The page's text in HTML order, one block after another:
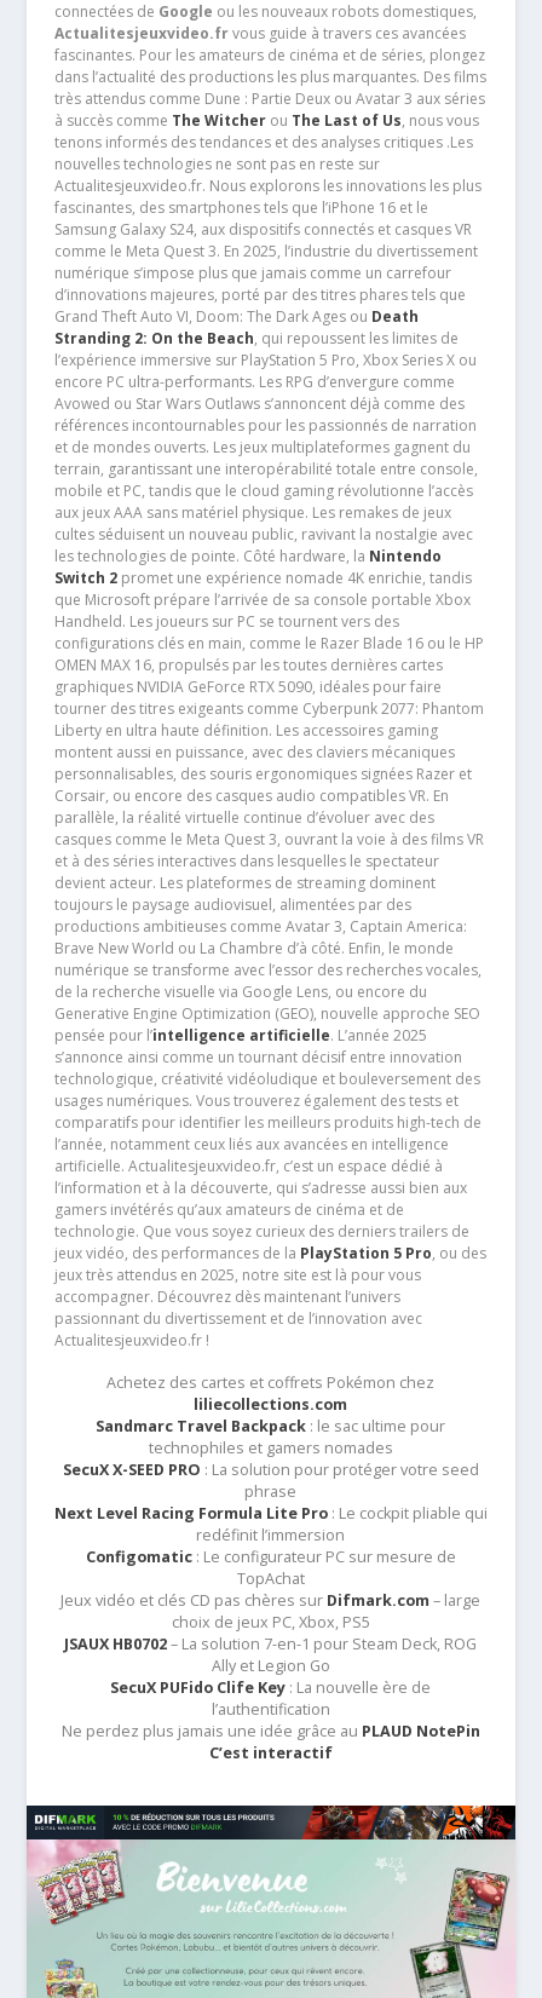
connectées de Google ou les nouveaux robots domestiques,
Actualitesjeuxvideo.frvous guide à travers ces avancées
fascinantes. Pour les amateurs de cinéma et de séries, plongez
dans l’actualité des productions les plus marquantes. Des films
très attendus comme Dune : Partie Deux ou Avatar 3 aux séries
à succès comme The Witcherou The Last of Us, nous vous
tenons informés des tendances et des analyses critiques .Les
nouvelles technologies ne sont pas en reste sur
Actualitesjeuxvideo.fr. Nous explorons les innovations les plus
fascinantes, des smartphones tels que l’iPhone 16 et le
Samsung Galaxy S24, aux dispositifs connectés et casques VR
comme le Meta Quest 3. En 2025, l’industrie du divertissement
numérique s’impose plus que jamais comme un carrefour
d’innovations majeures, porté par des titres phares tels que
Grand Theft Auto VI, Doom: The Dark Ages ou Death
Stranding 2: On the Beach, qui repoussent les limites de
l’expérience immersive sur PlayStation 5 Pro, Xbox Series X ou
encore PC ultra-performants. Les RPG d’envergure comme
Avowed ou Star Wars Outlaws s’annoncent déjà comme des
références incontournables pour les passionnés de narration
et de mondes ouverts. Les jeux multiplateformes gagnent du
terrain, garantissant une interopérabilité totale entre console,
mobile et PC, tandis que le cloud gaming révolutionne l’accès
aux jeux AAA sans matériel physique. Les remakes de jeux
cultes séduisent un nouveau public, ravivant la nostalgie avec
les technologies de pointe. Côté hardware, la Nintendo
Switch 2promet une expérience nomade 4K enrichie, tandis
que Microsoft prépare l’arrivée de sa console portable Xbox
Handheld. Les joueurs sur PC se tournent vers des
configurations clés en main, comme le Razer Blade 16 ou le HP
OMEN MAX 16, propulsés par les toutes dernières cartes
graphiques NVIDIA GeForce RTX 5090, idéales pour faire
tourner des titres exigeants comme Cyberpunk 2077: Phantom
Liberty en ultra haute définition. Les accessoires gaming
montent aussi en puissance, avec des claviers mécaniques
personnalisables, des souris ergonomiques signées Razer et
Corsair, ou encore des casques audio compatibles VR. En
parallèle, la réalité virtuelle continue d’évoluer avec des
casques comme le Meta Quest 3, ouvrant la voie à des films VR
et à des séries interactives dans lesquelles le spectateur
devient acteur. Les plateformes de streaming dominent
toujours le paysage audiovisuel, alimentées par des
productions ambitieuses comme Avatar 3, Captain America:
Brave New World ou La Chambre d’à côté. Enfin, le monde
numérique se transforme avec l’essor des recherches vocales,
de la recherche visuelle via Google Lens, ou encore du
Generative Engine Optimization (GEO), nouvelle approche SEO
pensée pour l’intelligence artificielle. L’année 2025
s’annonce ainsi comme un tournant décisif entre innovation
technologique, créativité vidéoludique et bouleversement des
usages numériques. Vous trouverez également des tests et
comparatifs pour identifier les meilleurs produits high-tech de
l’année, notamment ceux liés aux avancées en intelligence
artificielle. Actualitesjeuxvideo.fr, c’est un espace dédié à
l’information et à la découverte, qui s’adresse aussi bien aux
gamers invétérés qu’aux amateurs de cinéma et de
technologie. Que vous soyez curieux des derniers trailers de
jeux vidéo, des performances de la PlayStation 5 Pro, ou des
jeux très attendus en 2025, notre site est là pour vous
accompagner. Découvrez dès maintenant l’univers
passionnant du divertissement et de l’innovation avec
Actualitesjeuxvideo.fr !
Achetez des cartes et coffrets Pokémon chez
liliecollections.com
Sandmarc Travel Backpack : le sac ultime pour
technophiles et gamers nomades
SecuX X-SEED PRO : La solution pour protéger votre seed
phrase
Next Level Racing Formula Lite Pro: Le cockpit pliable qui
redéfinit l’immersion
Configomatic: Le configurateur PC sur mesure de
TopAchat
Jeux vidéo et clés CD pas chères sur Difmark.com – large
choix de jeux PC, Xbox, PS5
JSAUX HB0702– La solution 7-en-1 pour Steam Deck, ROG
Ally et Legion Go
SecuX PUFido Clife Key : La nouvelle ère de
l’authentification
Ne perdez plus jamais une idée grâce au PLAUD NotePin
C’est interactif